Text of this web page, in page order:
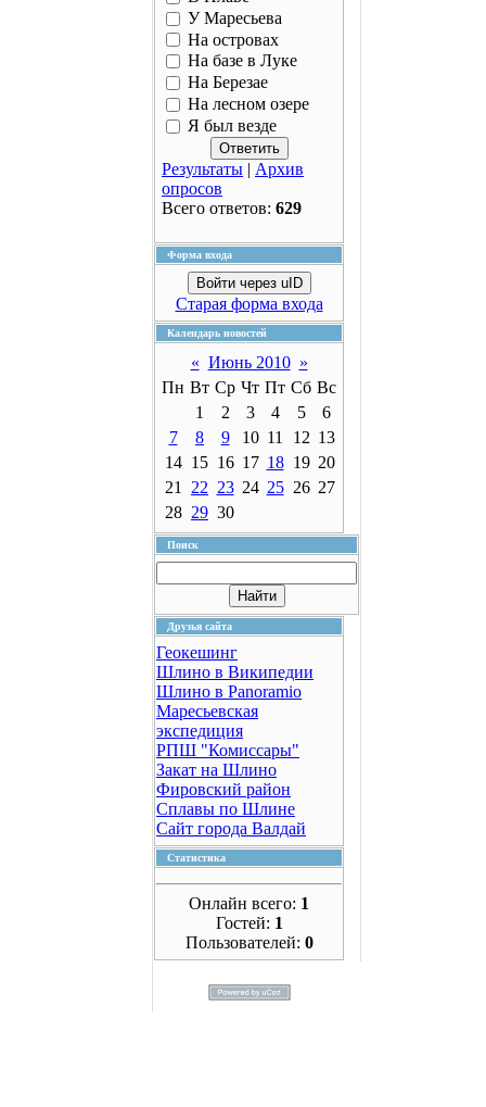
У Маресьева
На островах
На базе в Луке
На Березае
На лесном озере
Я был везде
Результаты | Архив
опросов
Всего ответов: 629
Форма входа
Войти через uID
Старая форма входа
Календарь новостей
« Июнь 2010 »
Пн Вт Ср Чт Пт Сб Вс
1
2 3 4 5
6
7
8 9 10 11 12 13
14 15 16 17 18 19 20
21
22 23 24 25 26 27
28 29 30
Поиск
Друзья сайта
Геокешинг
Шлино в Википедии
Шлино в Panoramio
Маресьевская
экспедиция
РПШ "Комиссары"
Закат на Шлино
Фировский район
Сплавы по Шлине
Сайт города Валдай
Статистика
Онлайн всего: 1
Гостей: 1
Пользователей: 0